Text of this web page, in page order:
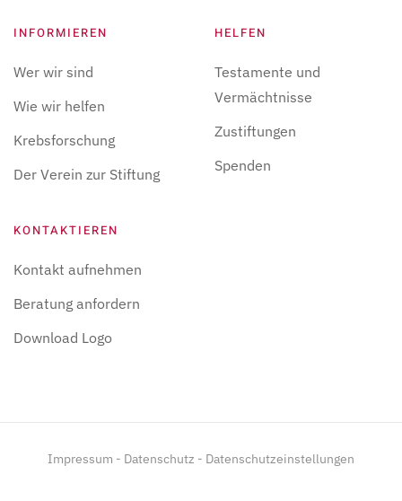
INFORMIEREN
Wer wir sind
Wie wir helfen
Krebsforschung
Der Verein zur Stiftung
HELFEN
Testamente und
Vermächtnisse
Zustiftungen
Spenden
KONTAKTIEREN
Kontakt aufnehmen
Beratung anfordern
Download Logo
Impressum - Datenschutz - Datenschutzeinstellungen